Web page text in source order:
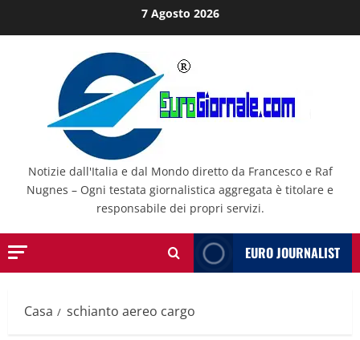
al
7 Agosto 2026
Notizie dall'Italia e dal Mondo diretto da Francesco e Raf
Nugnes – Ogni testata giornalistica aggregata è titolare e
responsabile dei propri servizi.
EURO JOURNALIST
Casa schianto aereo cargo